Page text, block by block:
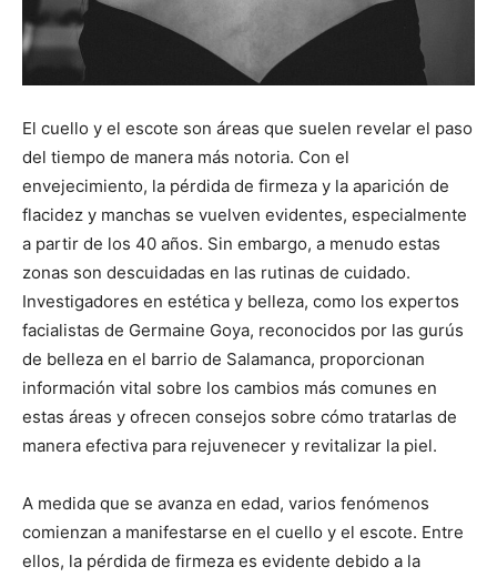
El cuello y el escote son áreas que suelen revelar el paso
del tiempo de manera más notoria. Con el
envejecimiento, la pérdida de firmeza y la aparición de
flacidez y manchas se vuelven evidentes, especialmente
a partir de los 40 años. Sin embargo, a menudo estas
zonas son descuidadas en las rutinas de cuidado.
Investigadores en estética y belleza, como los expertos
facialistas de Germaine Goya, reconocidos por las gurús
de belleza en el barrio de Salamanca, proporcionan
información vital sobre los cambios más comunes en
estas áreas y ofrecen consejos sobre cómo tratarlas de
manera efectiva para rejuvenecer y revitalizar la piel.
A medida que se avanza en edad, varios fenómenos
comienzan a manifestarse en el cuello y el escote. Entre
ellos, la pérdida de firmeza es evidente debido a la